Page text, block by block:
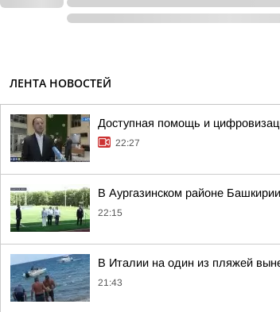
ЛЕНТА НОВОСТЕЙ
Доступная помощь и
22:27
В Аургазинском районе
22:15
В Италии на один из пляжей
21:43